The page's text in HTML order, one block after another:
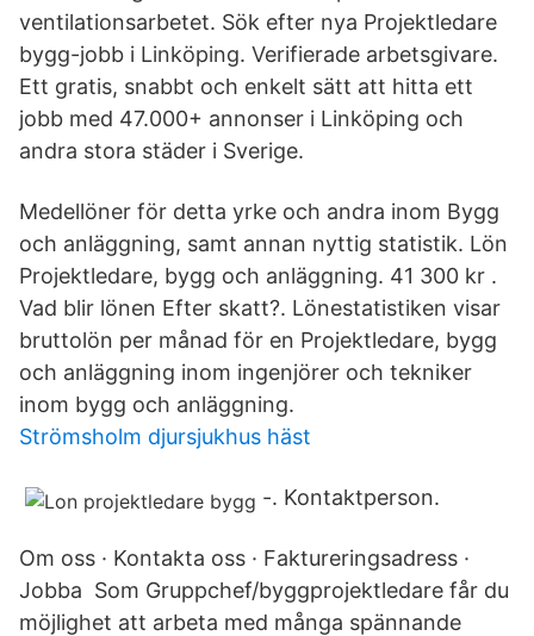
ventilationsarbetet. Sök efter nya Projektledare
bygg-jobb i Linköping. Verifierade arbetsgivare.
Ett gratis, snabbt och enkelt sätt att hitta ett
jobb med 47.000+ annonser i Linköping och
andra stora städer i Sverige.
Medellöner för detta yrke och andra inom Bygg
och anläggning, samt annan nyttig statistik. Lön
Projektledare, bygg och anläggning. 41 300 kr .
Vad blir lönen Efter skatt?. Lönestatistiken visar
bruttolön per månad för en Projektledare, bygg
och anläggning inom ingenjörer och tekniker
inom bygg och anläggning.
Strömsholm djursjukhus häst
-. Kontaktperson.
Om oss · Kontakta oss · Faktureringsadress ·
Jobba Som Gruppchef/byggprojektledare får du
möjlighet att arbeta med många spännande